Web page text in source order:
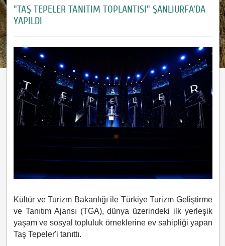
"TAŞ TEPELER TANITIM TOPLANTISI" ŞANLIURFA'DA
YAPILDI
Kültür ve Turizm Bakanlığı ile Türkiye Turizm Geliştirme
ve Tanıtım Ajansı (TGA), dünya üzerindeki ilk yerleşik
yaşam ve sosyal topluluk örneklerine ev sahipliği yapan
Taş Tepeler'i tanıttı.